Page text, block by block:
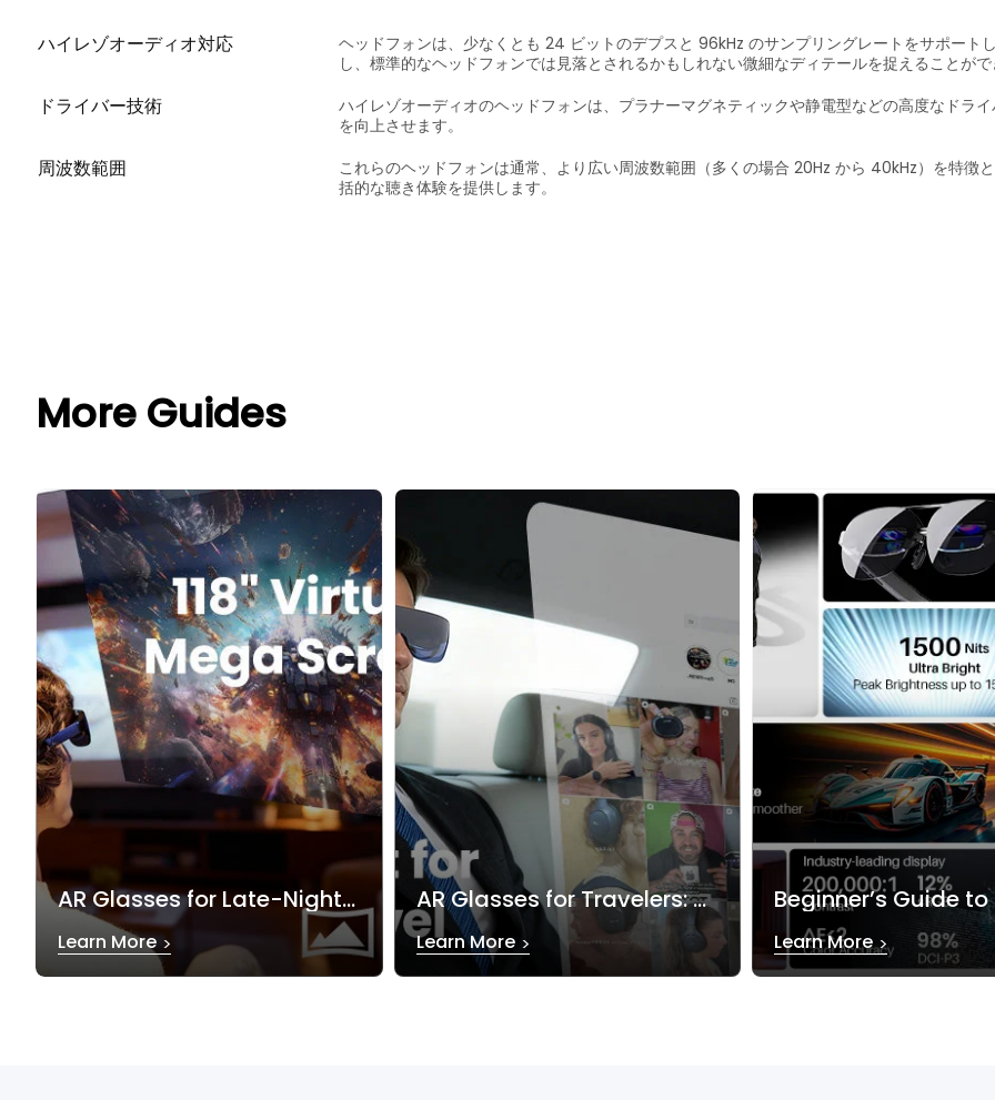
ハイレゾオーディオ対応
ヘッドフォンは、少なくとも 24 ビットのデプスと 96kHz のサンプリングレートをサポート
し、標準的なヘッドフォンでは見落とされるかもしれない微細なディテールを捉えることがで
ドライバー技術
ハイレゾオーディオのヘッドフォンは、プラナーマグネティックや静電型などの高度なドラ
を向上させます。
周波数範囲
これらのヘッドフォンは通常、より広い周波数範囲（多くの場合 20Hz から 40kHz）を特徴
括的な聴き体験を提供します。
More Guides
AR Glasses for Late-Night Streaming Without Disturbing Others
Learn More >
AR Glasses for Travelers: Portable Cinema Anywhere
Learn More > Learn More >